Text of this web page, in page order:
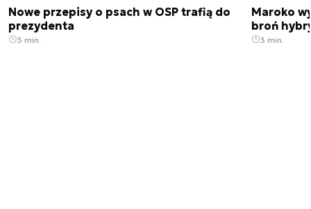
Nowe przepisy o psach w OSP trafią do
prezydenta
3 min.
Maroko
broń
3 min.